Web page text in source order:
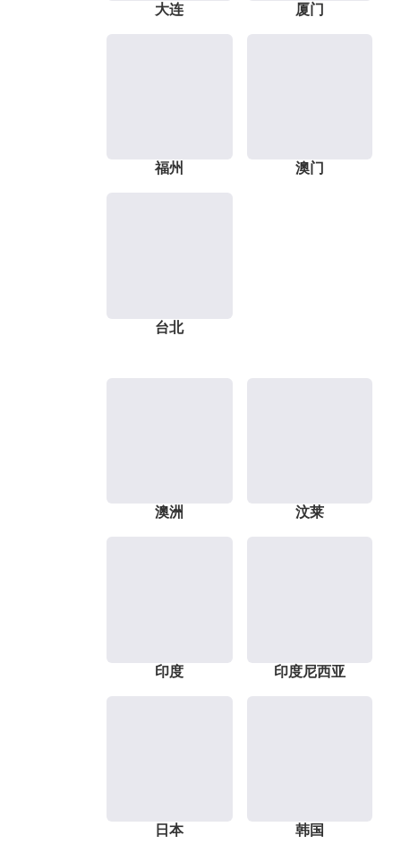
大连 厦门
福州 澳门
台北
澳洲 汶莱
印度 印度尼西亚
日本 韩国